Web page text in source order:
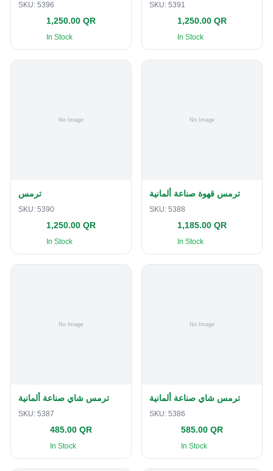
SKU: 5396
1,250.00 QR
In Stock
SKU: 5391
1,250.00 QR
In Stock
ترمس
SKU: 5390
1,250.00 QR
In Stock
ترمس قهوة صناعة ألمانية
SKU: 5388
1,185.00 QR
In Stock
ترمس شاي صناعة ألمانية
SKU: 5387
485.00 QR
In Stock
ترمس شاي صناعة ألمانية
SKU: 5386
585.00 QR
In Stock